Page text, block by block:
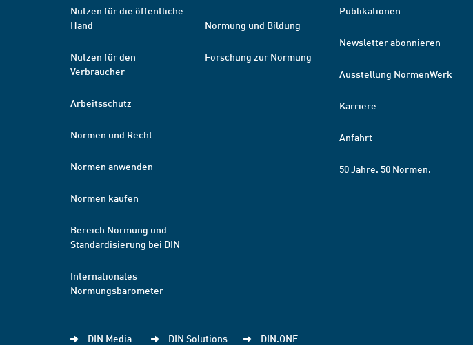
Nutzen für die öffentliche
Hand
Nutzen für den
Verbraucher
Arbeitsschutz
Normen und Recht
Normen anwenden
Normen kaufen
Bereich Normung und
Standardisierung bei DIN
Internationales
Normungsbarometer
Normung und Bildung
Forschung zur Normung
Publikationen
Newsletter abonnieren
Ausstellung NormenWerk
Karriere
Anfahrt
50 Jahre. 50 Normen.
DIN Media DIN Solutions DIN.ONE